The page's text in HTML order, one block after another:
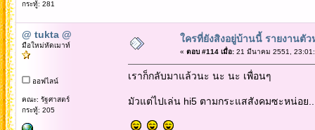
กระทู้: 281
@ tukta @
มือใหม่หัดเมาท์
ออฟไลน์
คณะ: รัฐศาสตร์
กระทู้: 205
ใครที่ยังสิงอยู่บ้านนี้ รายงานตัว
« ตอบ #114 เมื่อ:21 มีนาคม 2551,
เราก็กลับมาแล้วนะ นะ นะ เพื่อนๆ
มัวแต่ไปเล่น hi5 ตามกระแสสังคมซะหน่อย